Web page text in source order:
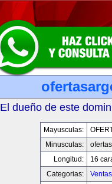
El dueño de este
Mayusculas:
Minusculas:
Longitud:
16
Categorias: